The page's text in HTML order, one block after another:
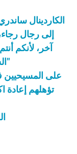
الكاردينال
إلى رجال
آخر، لأنكم
الشرق الذين يعتمد عليهم مسيحيوه"
على المسيحيين
تؤهلهم